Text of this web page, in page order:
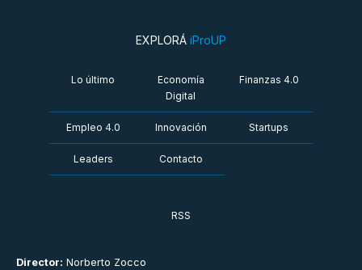
Director: Norberto Zocco
EXPLORÁ iProUP
Lo último
Economía
Digital
Finanzas 4.0
Empleo 4.0 Innovación Startups
Leaders Contacto
RSS